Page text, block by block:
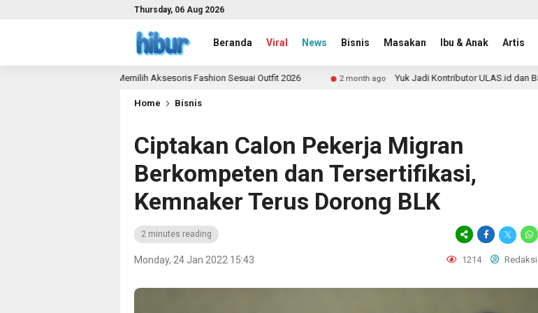
Thursday, 06 Aug 2026
Beranda Viral News Bisnis Masakan Ibu & Anak Artis
Panduan Memilih Aksesoris Fashion Sesuai Outfit 2026 2 month ago Yuk Jadi Kontributor ULAS.id dan Bagikan Cerita
Home Bisnis
Ciptakan Calon Pekerja Migran
Berkompeten dan Tersertifikasi,
Kemnaker Terus Dorong BLK
2 minutes reading
Monday, 24 Jan 2022 15:43 1214